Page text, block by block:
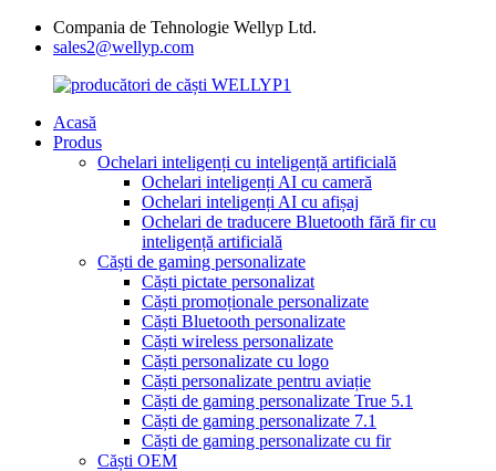
Compania de Tehnologie Wellyp Ltd.
sales2@wellyp.com
Acasă
Produs
Ochelari inteligenți cu inteligență artificială
Ochelari inteligenți AI cu cameră
Ochelari inteligenți AI cu afișaj
Ochelari de traducere Bluetooth fără fir cu
inteligență artificială
Căști de gaming personalizate
Căști pictate personalizat
Căști promoționale personalizate
Căști Bluetooth personalizate
Căști wireless personalizate
Căști personalizate cu logo
Căști personalizate pentru aviație
Căști de gaming personalizate True 5.1
Căști de gaming personalizate 7.1
Căști de gaming personalizate cu fir
Căști OEM